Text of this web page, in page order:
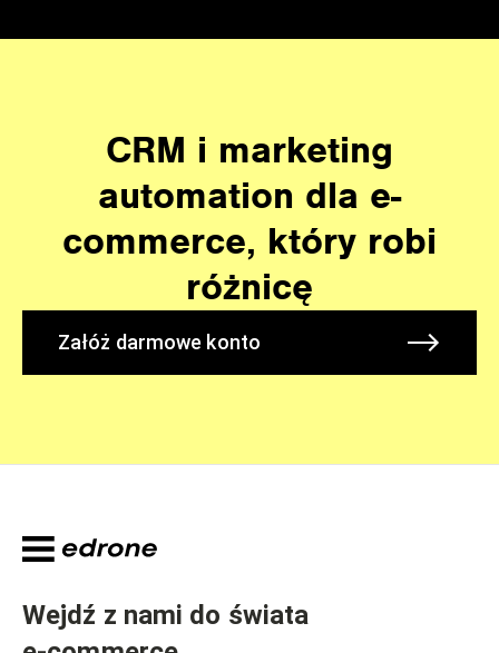
CRM i marketing
automation dla e-
commerce, który robi
różnicę
Załóż darmowe konto
Wejdź z nami do świata